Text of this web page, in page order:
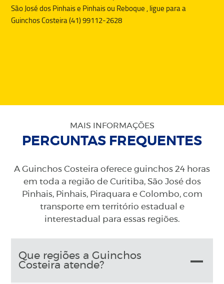
São José dos Pinhais e Pinhais ou Reboque , ligue para a
Guinchos Costeira (41) 99112-2628
MAIS INFORMAÇÕES
PERGUNTAS FREQUENTES
A Guinchos Costeira oferece guinchos 24 horas
em toda a região de Curitiba, São José dos
Pinhais, Pinhais, Piraquara e Colombo, com
transporte em território estadual e
interestadual para essas regiões.
Que regiões a Guinchos
Costeira atende?